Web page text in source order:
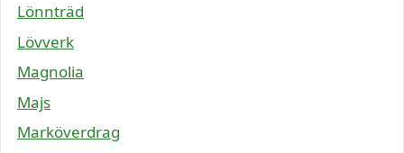
Lönnträd
Lövverk
Magnolia
Majs
Marköverdrag